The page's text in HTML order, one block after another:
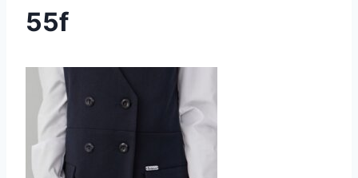
55f